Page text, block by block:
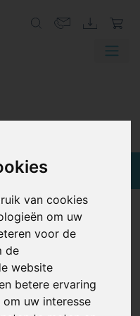
van cookies
om uw
voor de
de
website
betere ervaring
om uw interesse
MAKE ITBECKER.
3D